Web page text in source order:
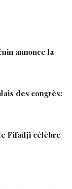
annonce la
des congrès:
Fifadji célèbre